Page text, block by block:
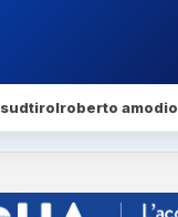
sudtirolroberto amodio